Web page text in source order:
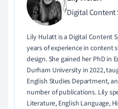
Digital Content
Lily Hulatt is a Digital Content
years of experience in content
design. She gained her PhD in
Durham University in 2022,
English Studies Department,
number of publications. Lily
Literature, English Language,